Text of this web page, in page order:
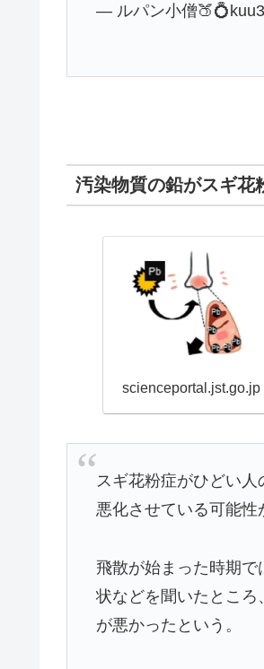
— ルパン小僧
汚染物質の鉛がスギ花
scienceportal.jst.go.jp
スギ花粉症がひどい
悪化させている可能性
飛散が始まった時期
状などを聞いたとこ
が悪かったという。